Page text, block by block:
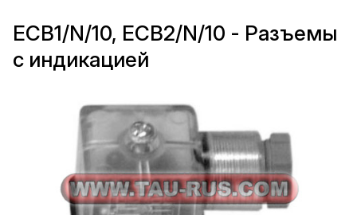
ECB1/N/10, ECB2/N/10 - Разъемы
с индикацией